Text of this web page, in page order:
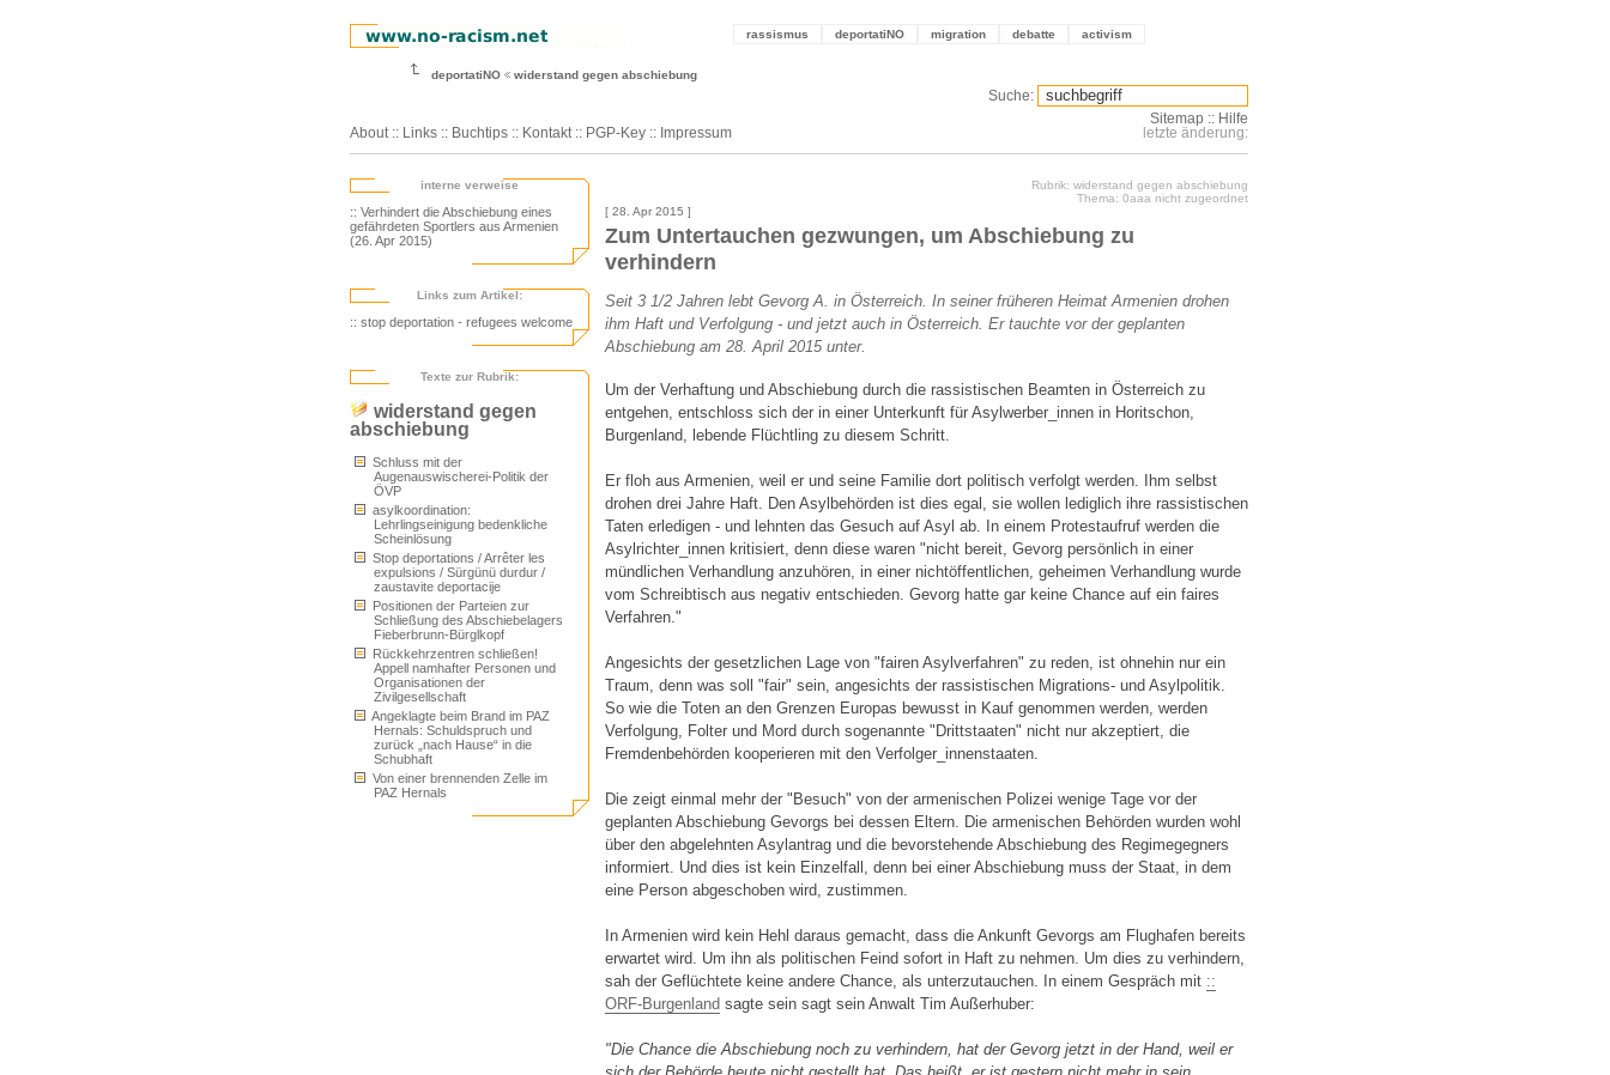
rassismus deportatiNO migration debatte activism
deportatiNO widerstand gegen abschiebung
About :: Links :: Buchtips :: Kontakt :: PGP-Key :: Impressum
Suche:
Sitemap :: Hilfe
letzte änderung:
interne verweise
:: Verhindert die Abschiebung eines
gefährdeten Sportlers aus Armenien
(26. Apr 2015)
Links zum Artikel:
:: stop deportation - refugees welcome
Texte zur Rubrik:
widerstand gegen
abschiebung
Schluss mit der
Augenauswischerei-Politik der
ÖVP
asylkoordination:
Lehrlingseinigung bedenkliche
Scheinlösung
Stop deportations / Arrêter les
expulsions / Sürgünü durdur /
zaustavite deportacije
Positionen der Parteien zur
Schließung des Abschiebelagers
Fieberbrunn-Bürglkopf
Rückkehrzentren schließen!
Appell namhafter Personen und
Organisationen der
Zivilgesellschaft
Angeklagte beim Brand im PAZ
Hernals: Schuldspruch und
zurück „nach Hause“ in die
Schubhaft
Von einer brennenden Zelle im
PAZ Hernals
Rubrik: widerstand gegen abschiebung
Thema: 0aaa nicht zugeordnet
[ 28. Apr 2015 ]
Zum Untertauchen gezwungen, um Abschiebung zu
verhindern
Seit 3 1/2 Jahren lebt Gevorg A. in Österreich. In seiner früheren Heimat Armenien drohen
ihm Haft und Verfolgung - und jetzt auch in Österreich. Er tauchte vor der geplanten
Abschiebung am 28. April 2015 unter.
Um der Verhaftung und Abschiebung durch die rassistischen Beamten in Österreich zu
entgehen, entschloss sich der in einer Unterkunft für Asylwerber_innen in Horitschon,
Burgenland, lebende Flüchtling zu diesem Schritt.
Er floh aus Armenien, weil er und seine Familie dort politisch verfolgt werden. Ihm selbst
drohen drei Jahre Haft. Den Asylbehörden ist dies egal, sie wollen lediglich ihre rassistischen
Taten erledigen - und lehnten das Gesuch auf Asyl ab. In einem Protestaufruf werden die
Asylrichter_innen kritisiert, denn diese waren "nicht bereit, Gevorg persönlich in einer
mündlichen Verhandlung anzuhören, in einer nichtöffentlichen, geheimen Verhandlung wurde
vom Schreibtisch aus negativ entschieden. Gevorg hatte gar keine Chance auf ein faires
Verfahren."
Angesichts der gesetzlichen Lage von "fairen Asylverfahren" zu reden, ist ohnehin nur ein
Traum, denn was soll "fair" sein, angesichts der rassistischen Migrations- und Asylpolitik.
So wie die Toten an den Grenzen Europas bewusst in Kauf genommen werden, werden
Verfolgung, Folter und Mord durch sogenannte "Drittstaaten" nicht nur akzeptiert, die
Fremdenbehörden kooperieren mit den Verfolger_innenstaaten.
Die zeigt einmal mehr der "Besuch" von der armenischen Polizei wenige Tage vor der
geplanten Abschiebung Gevorgs bei dessen Eltern. Die armenischen Behörden wurden wohl
über den abgelehnten Asylantrag und die bevorstehende Abschiebung des Regimegegners
informiert. Und dies ist kein Einzelfall, denn bei einer Abschiebung muss der Staat, in dem
eine Person abgeschoben wird, zustimmen.
In Armenien wird kein Hehl daraus gemacht, dass die Ankunft Gevorgs am Flughafen bereits
erwartet wird. Um ihn als politischen Feind sofort in Haft zu nehmen. Um dies zu verhindern,
sah der Geflüchtete keine andere Chance, als unterzutauchen. In einem Gespräch mit ::
ORF-Burgenland sagte sein sagt sein Anwalt Tim Außerhuber:
"Die Chance die Abschiebung noch zu verhindern, hat der Gevorg jetzt in der Hand, weil er